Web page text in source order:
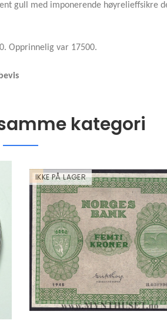
gull med imponerende høyrelieffsikre
Opprinnelig var 17500.
kategori
IKKE PÅ LAGER